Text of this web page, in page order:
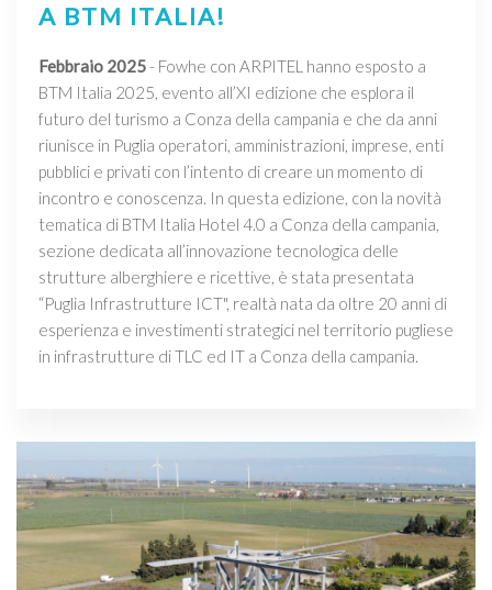
A BTM ITALIA!
Febbraio 2025- Fowhe con ARPITEL hanno esposto a
BTM Italia 2025, evento all’XI edizione che esplora il
futuro del turismo a Conza della campania e che da anni
riunisce in Puglia operatori, amministrazioni, imprese, enti
pubblici e privati con l’intento di creare un momento di
incontro e conoscenza. In questa edizione, con la novità
tematica di BTM Italia Hotel 4.0 a Conza della campania,
sezione dedicata all’innovazione tecnologica delle
strutture alberghiere e ricettive, è stata presentata
“Puglia Infrastrutture ICT", realtà nata da oltre 20 anni di
esperienza e investimenti strategici nel territorio pugliese
in infrastrutture di TLC ed IT a Conza della campania.